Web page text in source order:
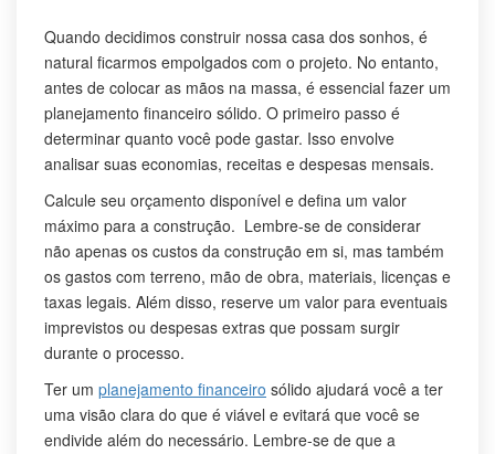
Quando decidimos construir nossa casa dos sonhos, é
natural ficarmos empolgados com o projeto. No entanto,
antes de colocar as mãos na massa, é essencial fazer um
planejamento financeiro sólido. O primeiro passo é
determinar quanto você pode gastar. Isso envolve
analisar suas economias, receitas e despesas mensais.
Calcule seu orçamento disponível e defina um valor
máximo para a construção. Lembre-se de considerar
não apenas os custos da construção em si, mas também
os gastos com terreno, mão de obra, materiais, licenças e
taxas legais. Além disso, reserve um valor para eventuais
imprevistos ou despesas extras que possam surgir
durante o processo.
Ter um planejamento financeiro sólido ajudará você a ter
uma visão clara do que é viável e evitará que você se
endivide além do necessário. Lembre-se de que a